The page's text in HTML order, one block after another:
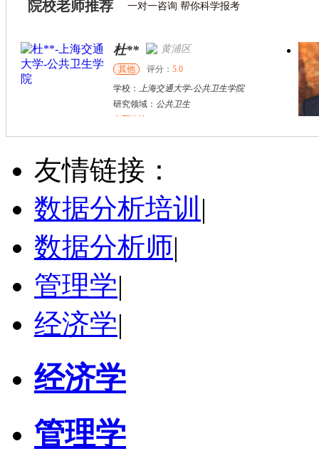
院校老师推荐 一对一咨询 帮你科学报考
杜** 黄浦区
其他 评分： 5.0
学校： 上海交通大学-公共卫生学院
研究领域： 公共卫生
立即咨询
万志宏 天津市
硕导
学校：南开大学
立即咨询
友情链接：
数据分析培训 |
数据分析师|
管理学|
经济学|
经济学
管理学